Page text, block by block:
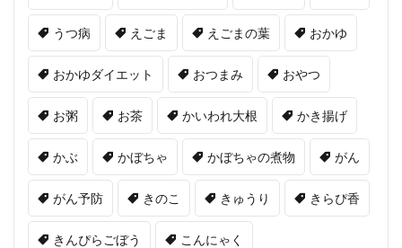
うつ病 えごま えごまの葉 おかゆ
おかゆダイエット おつまみ おやつ
お粥 お茶 かいわれ大根 かき揚げ
かぶ かぼちゃ かぼちゃの煮物 がん
がん予防 きのこ きゅうり きらぴ香
きんぴらごぼう こんにゃく